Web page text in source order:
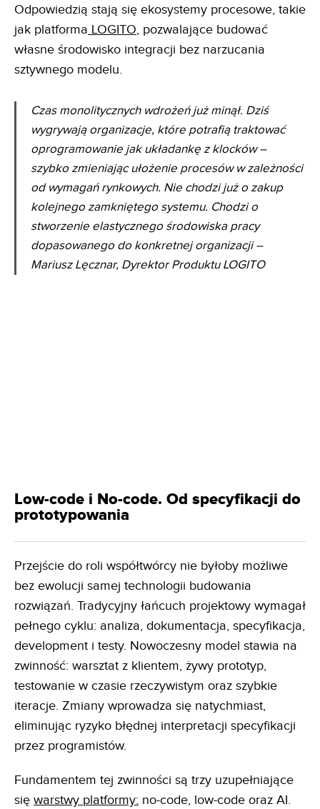
Odpowiedzią stają się ekosystemy procesowe, takie
jak platforma LOGITO, pozwalające budować
własne środowisko integracji bez narzucania
sztywnego modelu.
Czas monolitycznych wdrożeń już minął. Dziś
wygrywają organizacje, które potrafią traktować
oprogramowanie jak układankę z klocków –
szybko zmieniając ułożenie procesów w zależności
od wymagań rynkowych. Nie chodzi już o zakup
kolejnego zamkniętego systemu. Chodzi o
stworzenie elastycznego środowiska pracy
dopasowanego do konkretnej organizacji –
Mariusz Lęcznar, Dyrektor Produktu LOGITO
Low-code i No-code. Od specyfikacji do
prototypowania
Przejście do roli współtwórcy nie byłoby możliwe
bez ewolucji samej technologii budowania
rozwiązań. Tradycyjny łańcuch projektowy wymagał
pełnego cyklu: analiza, dokumentacja, specyfikacja,
development i testy. Nowoczesny model stawia na
zwinność: warsztat z klientem, żywy prototyp,
testowanie w czasie rzeczywistym oraz szybkie
iteracje. Zmiany wprowadza się natychmiast,
eliminując ryzyko błędnej interpretacji specyfikacji
przez programistów.
Fundamentem tej zwinności są trzy uzupełniające
się warstwy platformy: no-code, low-code oraz AI.